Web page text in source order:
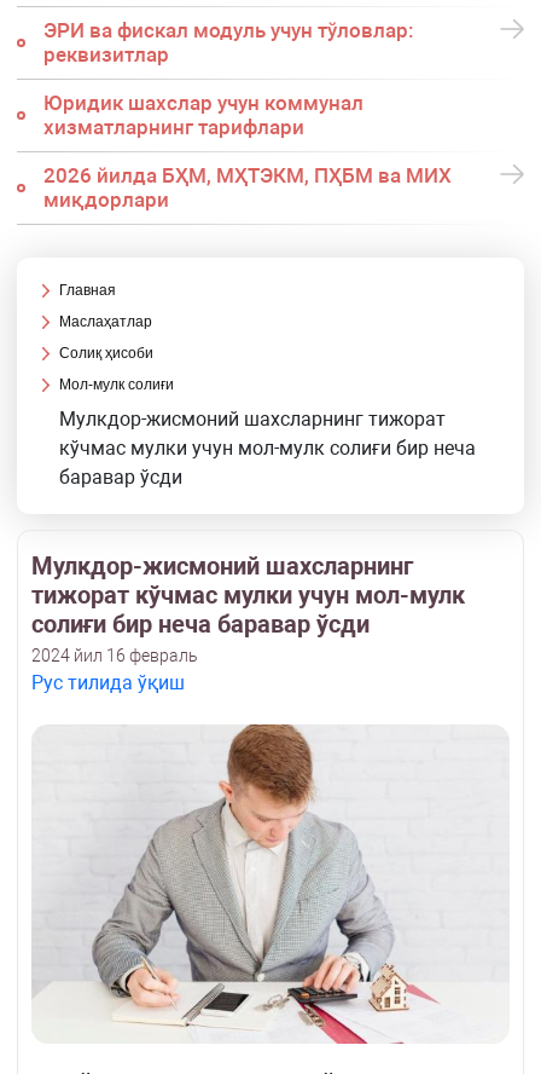
ЭРИ ва фискал модуль учун тўловлар:
реквизитлар
Юридик шахслар учун коммунал
хизматларнинг тарифлари
2026 йилда БҲМ, МҲТЭКМ, ПҲБМ ва МИХ
миқдорлари
Главная
Маслаҳатлар
Солиқ ҳисоби
Мол-мулк солиғи
Мулкдор-жисмоний шахсларнинг тижорат
кўчмас мулки учун мол-мулк солиғи бир неча
баравар ўсди
Мулкдор-жисмоний шахсларнинг
тижорат кўчмас мулки учун мол-мулк
солиғи бир неча баравар ўсди
2024 йил 16 февраль
Рус тилида ўқиш